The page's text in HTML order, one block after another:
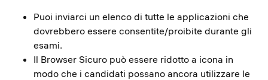
Puoi inviarci un elenco di tutte le applicazioni che
dovrebbero essere consentite/proibite durante gli
esami.
Il Browser Sicuro può essere ridotto a icona in
modo che i candidati possano ancora utilizzare le